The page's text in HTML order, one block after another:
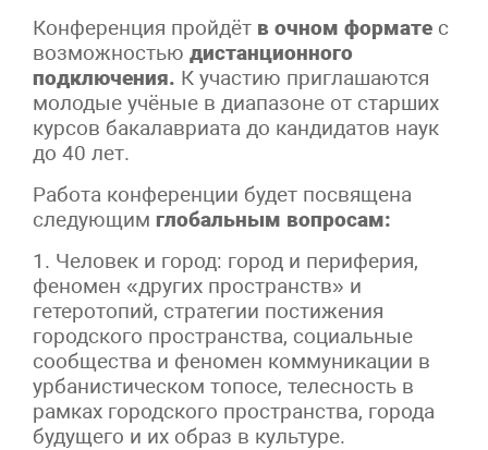
Конференция пройдёт в очном формате с
возможностью дистанционного
подключения. К участию приглашаются
молодые учёные в диапазоне от старших
курсов бакалавриата до кандидатов наук
до 40 лет.
Работа конференции будет посвящена
следующим глобальным вопросам:
1. Человек и город: город и периферия,
феномен «других пространств» и
гетеротопий, стратегии постижения
городского пространства, социальные
сообщества и феномен коммуникации в
урбанистическом топосе, телесность в
рамках городского пространства, города
будущего и их образ в культуре.